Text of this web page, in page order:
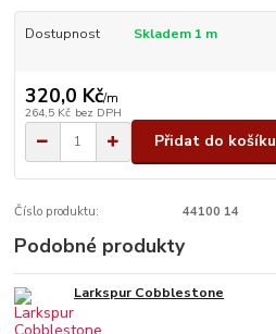
Dostupnost Skladem 1 m
320,0 Kč/m
264,5 Kč bez DPH
Přidat do košíku
Číslo produktu: 44100 14
Podobné produkty
Larkspur Cobblestone